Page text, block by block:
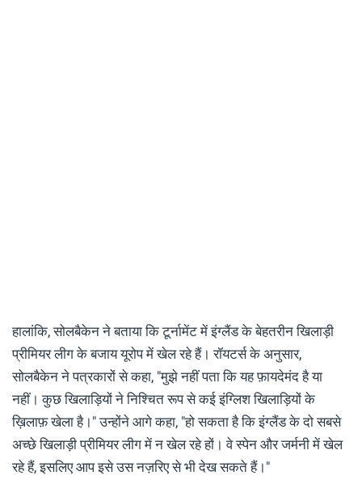
हालांकि, सोलबैकेन ने बताया कि टूर्नामेंट में इंग्लैंड के बेहतरीन खिलाड़ी
प्रीमियर लीग के बजाय यूरोप में खेल रहे हैं। रॉयटर्स के अनुसार,
सोलबैकेन ने पत्रकारों से कहा, "मुझे नहीं पता कि यह फ़ायदेमंद है या
नहीं। कुछ खिलाड़ियों ने निश्चित रूप से कई इंग्लिश खिलाड़ियों के
ख़िलाफ़ खेला है।" उन्होंने आगे कहा, "हो सकता है कि इंग्लैंड के दो सबसे
अच्छे खिलाड़ी प्रीमियर लीग में न खेल रहे हों। वे स्पेन और जर्मनी में खेल
रहे हैं, इसलिए आप इसे उस नज़रिए से भी देख सकते हैं।"